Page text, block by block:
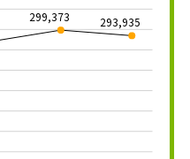
299,373 293,935